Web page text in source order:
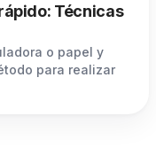
Técnicas
o papel y
para realizar